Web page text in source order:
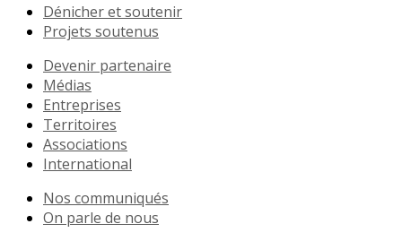
Dénicher et soutenir
Projets soutenus
Devenir partenaire
Médias
Entreprises
Territoires
Associations
International
Nos communiqués
On parle de nous